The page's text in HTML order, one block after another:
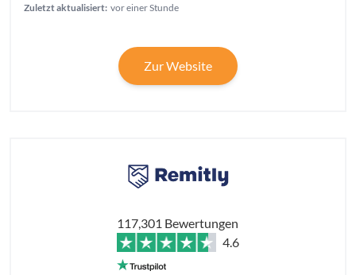
Zuletzt aktualisiert: vor einer Stunde
Zur Website
117,301 Bewertungen
4.6